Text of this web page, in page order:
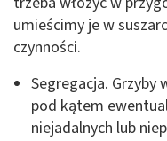
umieścimy je w
czynności.
Segregacja. Grzyby
pod kątem
niejadalnych lub